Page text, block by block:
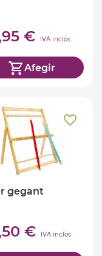
€ IVA inclòs
Afegir
gegant
€ IVA inclòs